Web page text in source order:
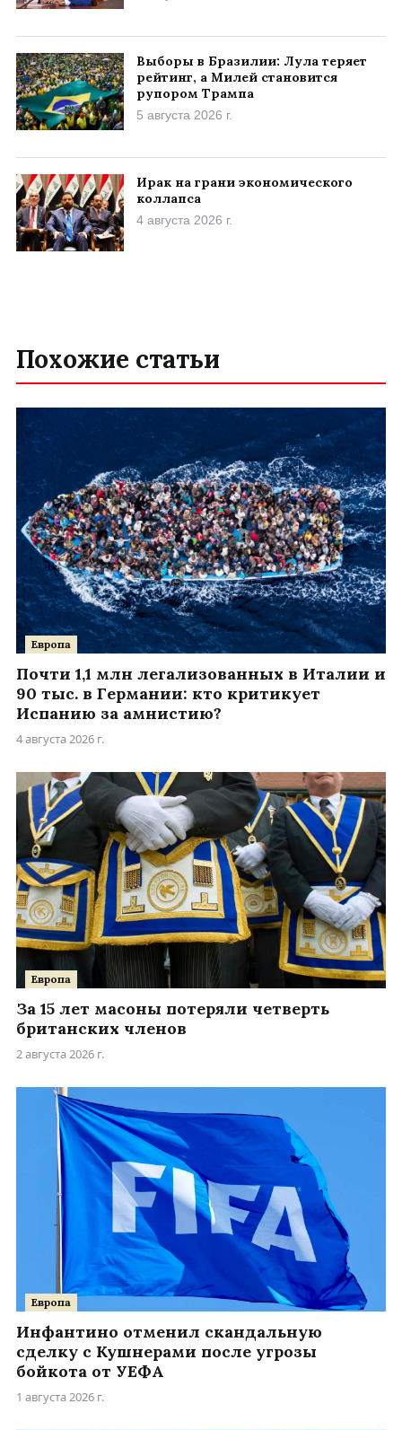
Выборы в Бразилии: Лула теряет
рейтинг, а Милей становится
рупором Трампа
5 августа 2026 г.
Ирак на грани экономического
коллапса
4 августа 2026 г.
Похожие статьи
Европа
Почти 1,1 млн легализованных в Италии и
90 тыс. в Германии: кто критикует
Испанию за амнистию?
4 августа 2026 г.
Европа
За 15 лет масоны потеряли четверть
британских членов
2 августа 2026 г.
Европа
Инфантино отменил скандальную
сделку с Кушнерами после угрозы
бойкота от УЕФА
1 августа 2026 г.